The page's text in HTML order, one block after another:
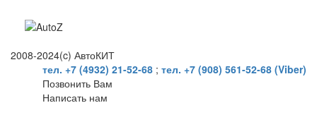
2008-2024(c) АвтоКИТ
тел. +7 (4932) 21-52-68 ; тел. +7 (908) 561-52-68 (Viber)
Позвонить Вам
Написать нам